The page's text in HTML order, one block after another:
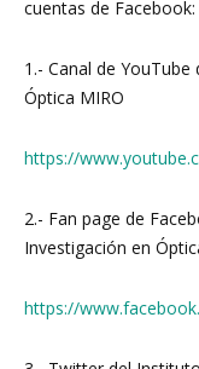
cuentas de Facebook:
1.- Canal de
Óptica MIRO
https://
2.- Fan page de
Investigación en
https://